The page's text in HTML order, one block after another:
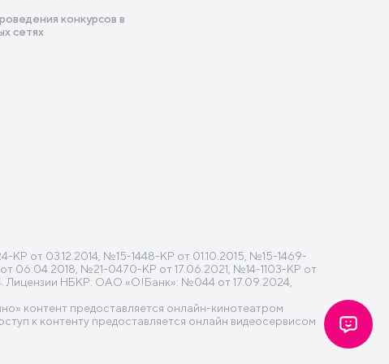
конкурсов в
сетях
от 03.12.2014, №15-1448-КР от 01.10.2015, №15-1469-
06.04.2018, №21-0470-КР от 17.06.2021, №14-1103-КР от
Лицензии НБКР: ОАО «О!Банк»: №044 от 17.09.2024,
контент предоставляется онлайн-кинотеатром
к контенту предоставляется онлайн видеосервисом